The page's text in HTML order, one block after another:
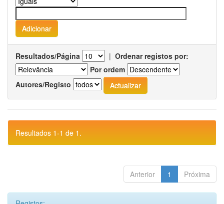
Resultados/Página | Ordenar registos por:
Por ordem
Autores/Registo
Resultados 1-1 de 1.
Anterior 1 Próxima